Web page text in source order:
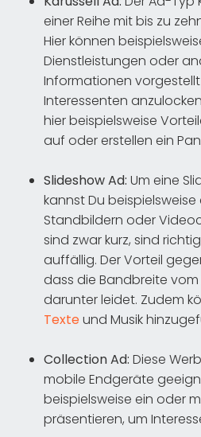
einer Reihe mit bis zu
Hier können
Dienstleistungen oder
Informationen
Interessenten
hier beispielsweise
auf oder erstellen ein
Slideshow Ad: Um eine
kannst Du beispielsweise
Standbildern oder
sind zwar kurz, sind
auffällig. Der Vorteil
dass die Bandbreite
darunter leidet. Zudem
Texteund Musik
Collection Ad: Diese
mobile Endgeräte
beispielsweise ein oder
präsentieren, um